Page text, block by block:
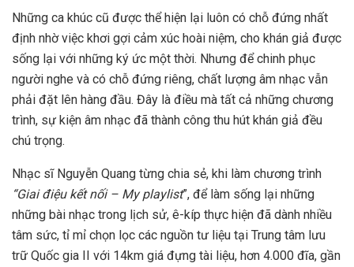
Những ca khúc cũ được thể hiện lại luôn có chỗ đứng nhất
định nhờ việc khơi gợi cảm xúc hoài niệm, cho khán giả được
sống lại với những ký ức một thời. Nhưng để chinh phục
người nghe và có chỗ đứng riêng, chất lượng âm nhạc vẫn
phải đặt lên hàng đầu. Đây là điều mà tất cả những chương
trình, sự kiện âm nhạc đã thành công thu hút khán giả đều
chú trọng.
Nhạc sĩ Nguyễn Quang từng chia sẻ, khi làm chương trình
“Giai điệu kết nối – My playlist”, để làm sống lại những
những bài nhạc trong lịch sử, ê-kíp thực hiện đã dành nhiều
tâm sức, tỉ mỉ chọn lọc các nguồn tư liệu tại Trung tâm lưu
trữ Quốc gia II với 14km giá đựng tài liệu, hơn 4.000 đĩa, gần